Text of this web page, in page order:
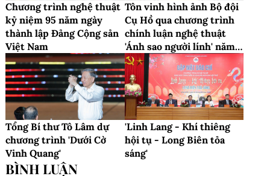
Chương trình nghệ thuật
kỷ niệm 95 năm ngày
thành lập Đảng Cộng sản
Việt Nam
Tôn vinh hình ảnh Bộ đội
Cụ Hồ qua chương trình
chính luận nghệ thuật
'Ánh sao người lính' năm
2024
Tổng Bí thư Tô Lâm dự
chương trình 'Dưới Cờ
Vinh Quang'
'Linh Lang - Khí thiêng
hội tụ - Long Biên tỏa
sáng'